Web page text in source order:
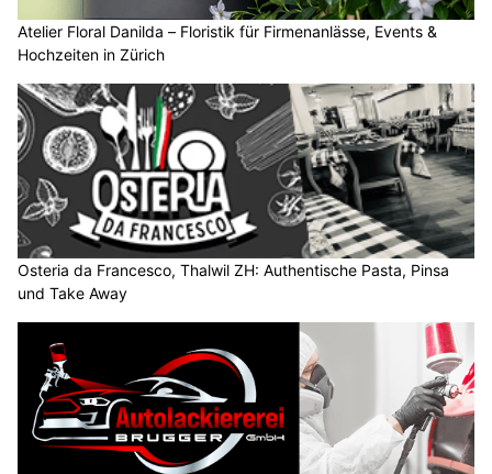
Atelier Floral Danilda – Floristik für Firmenanlässe, Events &
Hochzeiten in Zürich
Osteria da Francesco, Thalwil ZH: Authentische Pasta, Pinsa
und Take Away